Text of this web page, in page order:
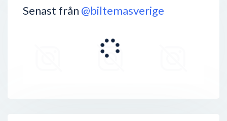
Senast från @biltemasverige